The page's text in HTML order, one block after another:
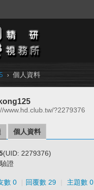
› 個人資料
www.hd.club.tw/?2279376
個人資料
(UID: 2279376)
證
數 0 回覆數 29 主題數 0